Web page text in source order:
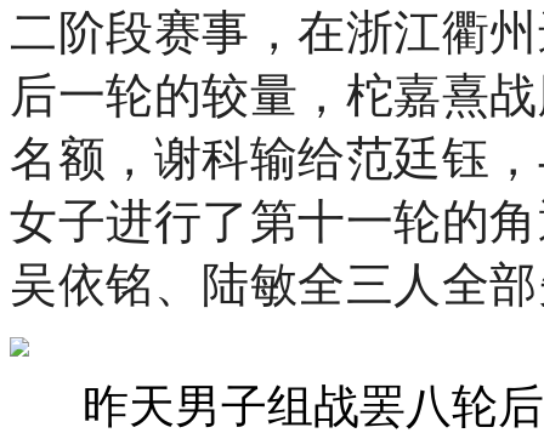
二阶段赛事，在浙江衢
后一轮的较量，柁嘉熹
名额，谢科输给范廷钰
女子进行了第十一轮的
吴依铭、陆敏全三人全
昨天男子组战罢八轮后